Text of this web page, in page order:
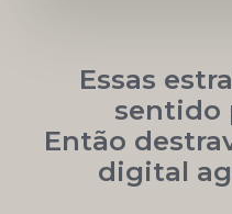
Essas
sentido
Então
digital